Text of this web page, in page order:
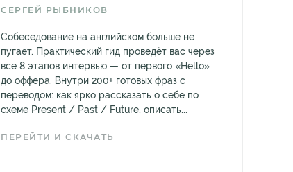
СЕРГЕЙ РЫБНИКОВ
Собеседование на английском больше не
пугает. Практический гид проведёт вас через
все 8 этапов интервью — от первого «Hello»
до оффера. Внутри 200+ готовых фраз с
переводом: как ярко рассказать о себе по
схеме Present / Past / Future, описать...
ПЕРЕЙТИ И СКАЧАТЬ